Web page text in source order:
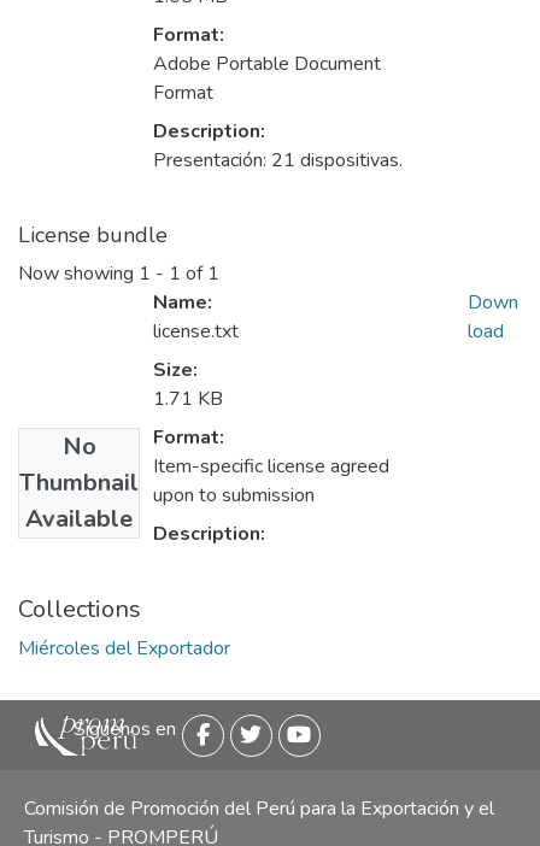
Format:
Adobe Portable Document
Format
Description:
Presentación: 21 dispositivas.
License bundle
Now showing 1 - 1 of 1
No
Thumbnail
Available
Name:
license.txt
Size:
1.71 KB
Format:
Item-specific license agreed
upon to submission
Description:
Down
load
Collections
Miércoles del Exportador
Siguenos en
Comisión de Promoción del Perú para la Exportación y el
Turismo - PROMPERÚ